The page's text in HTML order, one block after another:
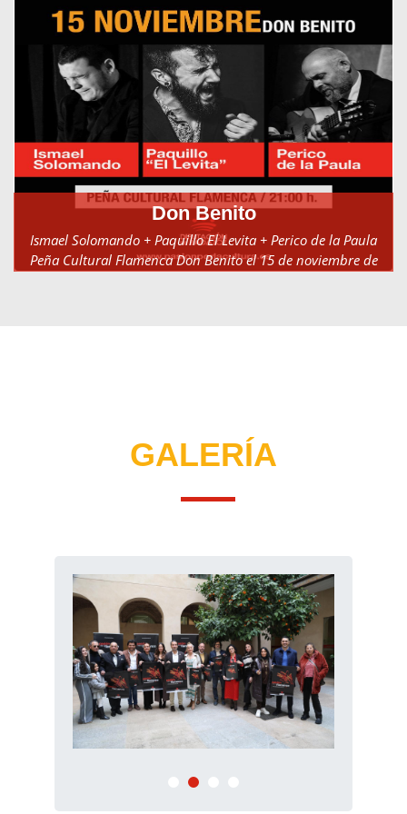
Don Benito
Ismael Solomando + Paquillo El Levita + Perico de la Paula
Peña Cultural Flamenca Don Benito el 15 de noviembre de
GALERÍA